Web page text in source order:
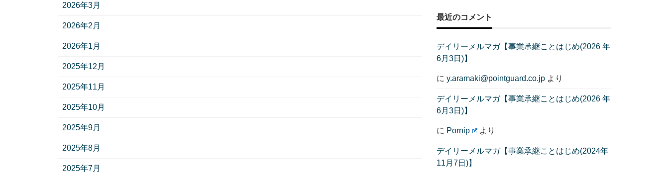
2026年3月
2026年2月
2026年1月
2025年12月
2025年11月
2025年10月
2025年9月
2025年8月
2025年7月
最近のコメント
デイリーメルマガ【事業承継ことはじめ(2026 年
6月3日)】
に y.aramaki@pointguard.co.jp より
デイリーメルマガ【事業承継ことはじめ(2026 年
6月3日)】
に Pornip より
デイリーメルマガ【事業承継ことはじめ(2024年
11月7日)】